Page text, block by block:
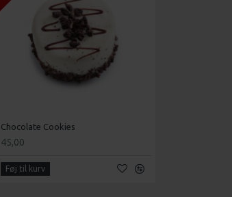
Chocolate Cookies
45,00
Føj til kurv